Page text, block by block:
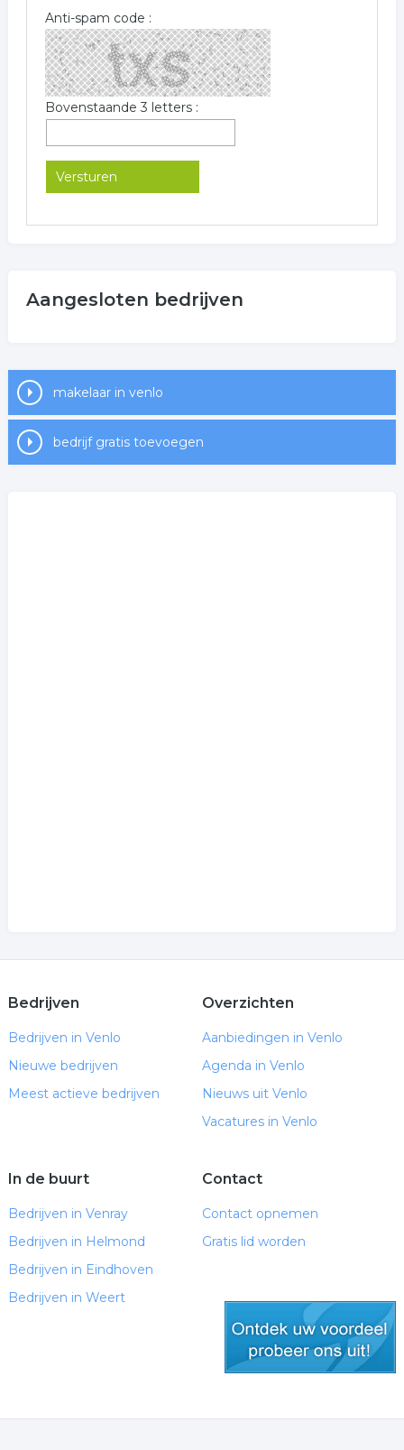
Anti-spam code :
Bovenstaande 3 letters :
Aangesloten bedrijven
makelaar in venlo
bedrijf gratis toevoegen
Bedrijven
Bedrijven in Venlo
Nieuwe bedrijven
Meest actieve bedrijven
Overzichten
Aanbiedingen in Venlo
Agenda in Venlo
Nieuws uit Venlo
Vacatures in Venlo
In de buurt
Bedrijven in Venray
Bedrijven in Helmond
Bedrijven in Eindhoven
Bedrijven in Weert
Contact
Contact opnemen
Gratis lid worden